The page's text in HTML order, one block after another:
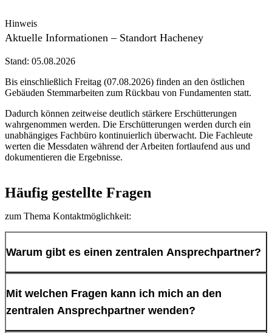
Hinweis
Aktuelle Informationen – Standort Hacheney
Stand: 05.08.2026
Bis einschließlich Freitag (07.08.2026) finden an den östlichen
Gebäuden Stemmarbeiten zum Rückbau von Fundamenten statt.
Dadurch können zeitweise deutlich stärkere Erschütterungen
wahrgenommen werden. Die Erschütterungen werden durch ein
unabhängiges Fachbüro kontinuierlich überwacht. Die Fachleute
werten die Messdaten während der Arbeiten fortlaufend aus und
dokumentieren die Ergebnisse.
Häufig gestellte Fragen
zum Thema Kontaktmöglichkeit:
Warum gibt es einen zentralen Ansprechpartner?
Der zentrale Ansprechpartner ist Ihre erste Anlaufstelle für Fragen
und Hinweise zum Schulstandort Hacheney.
Mit welchen Fragen kann ich mich an den
zentralen Ansprechpartner wenden?